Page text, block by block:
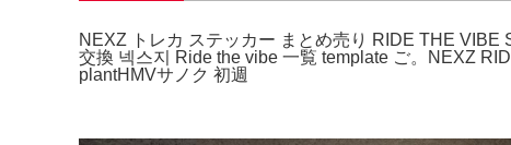
NEXZ トレカ ステッカー まとめ売り RIDE THE
交換 넥스지 Ride the vibe 一覧 template ご。NEXZ
plantHMVサノク 初週